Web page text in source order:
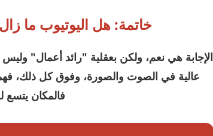
خاتمة: هل اليوتيوب ما زال
الإجابة هي نعم، ولكن بعقلية "رائد أعمال"
عالية في الصوت والصورة، وفوق كل ذلك،
فالمكان يتسع